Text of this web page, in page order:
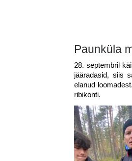
Paunküla
28. septembril
jääradasid, siis
elanud
ribikonti.